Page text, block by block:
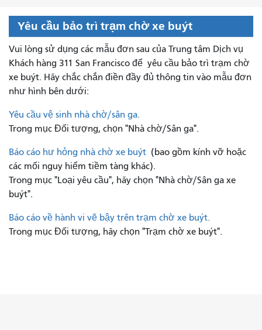
Yêu cầu bảo trì trạm chờ xe buýt
Vui lòng sử dụng các mẫu đơn sau của Trung tâm Dịch vụ
Khách hàng 311 San Francisco để yêu cầu bảo trì trạm chờ
xe buýt. Hãy chắc chắn điền đầy đủ thông tin vào mẫu đơn
như hình bên dưới:
Yêu cầu vệ sinh nhà chờ/sân ga.
Trong mục Đối tượng, chọn "Nhà chờ/Sân ga".
Báo cáo hư hỏng nhà chờ xe buýt (bao gồm kính vỡ hoặc
các mối nguy hiểm tiềm tàng khác).
Trong mục "Loại yêu cầu", hãy chọn "Nhà chờ/Sân ga xe
buýt".
Báo cáo về hành vi vẽ bậy trên trạm chờ xe buýt.
Trong mục Đối tượng, hãy chọn "Trạm chờ xe buýt".